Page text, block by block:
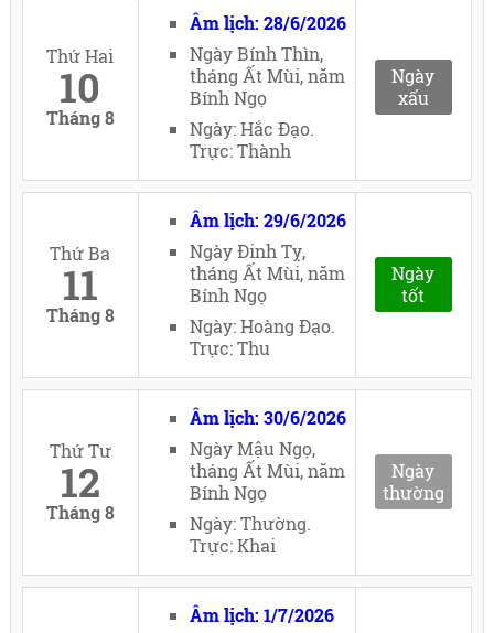
Thứ Hai
10
Tháng 8
Âm lịch: 28/6/2026
Ngày Bính Thìn,
tháng Ất Mùi, năm
Bính Ngọ
Ngày: Hắc Đạo.
Trực: Thành
Ngày
xấu
Thứ Ba
11
Tháng 8
Âm lịch: 29/6/2026
Ngày Đinh Tỵ,
tháng Ất Mùi, năm
Bính Ngọ
Ngày: Hoàng Đạo.
Trực: Thu
Ngày
tốt
Thứ Tư
12
Tháng 8
Âm lịch: 30/6/2026
Ngày Mậu Ngọ,
tháng Ất Mùi, năm
Bính Ngọ
Ngày: Thường.
Trực: Khai
Ngày
thường
Âm lịch: 1/7/2026